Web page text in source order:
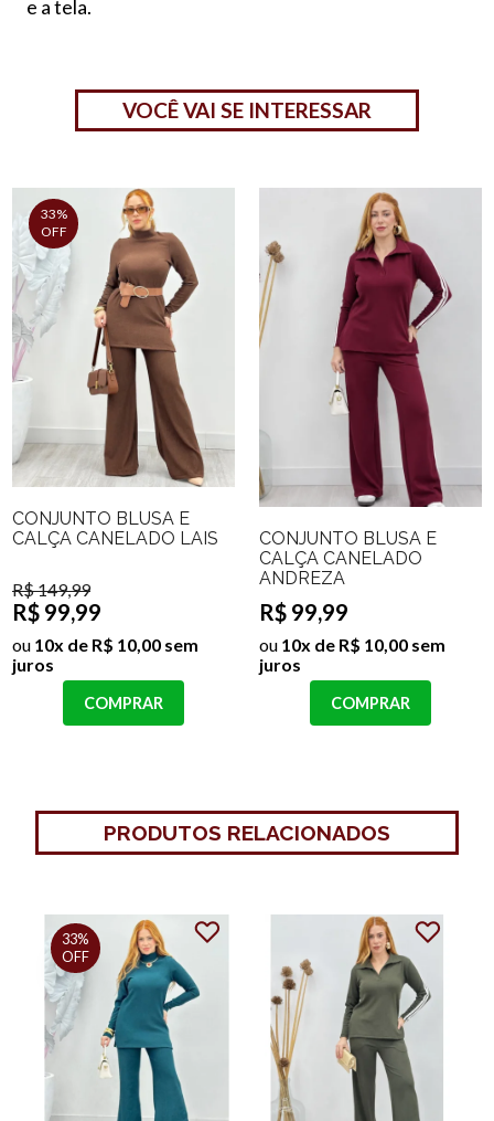
e a tela.
VOCÊ VAI SE INTERESSAR
33%
OFF
CONJUNTO BLUSA E
CALÇA CANELADO LAIS
R$ 149,99
R$ 99,99
ou 10x de R$ 10,00 sem
juros
COMPRAR
CONJUNTO BLUSA E
CALÇA CANELADO
ANDREZA
R$ 99,99
ou 10x de R$ 10,00 sem
juros
COMPRAR
PRODUTOS RELACIONADOS